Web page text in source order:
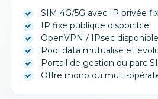
SIM 4G/5G avec IP privée
IP fixe publique disponible
OpenVPN / IPsec disponible
Pool data mutualisé et
Portail de gestion du parc
Offre mono ou multi-